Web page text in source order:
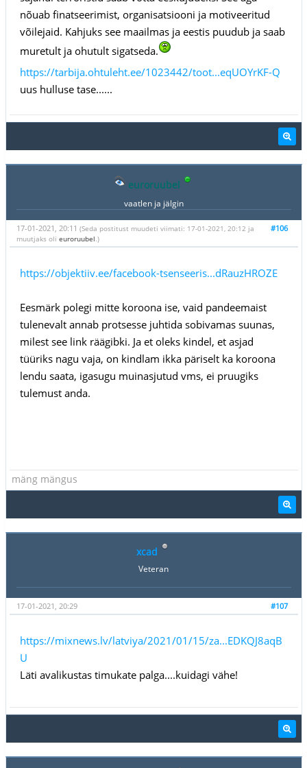
nõuab finatseerimist, organisatsiooni ja motiveeritud
võilejaid. Kahjuks see maailmas ja eestis puudub ja saab
muretult ja ohutult sigatseda.
https://tarbija.ohtuleht.ee/1023442/toot...eqUOYrKF-Q
uus hulluse tase......
euroruubel
vaatlen ja jälgin
#106
17-01-2021, 20:11 (Seda postitust muudeti viimati: 17-01-2021, 20:12 ja
muutjaks oli euroruubel .)
https://objektiiv.ee/facebook-tsenseeris...dRauzHROZE
Eesmärk polegi mitte koroona ise, vaid pandeemaist
tulenevalt annab protsesse juhtida sobivamas suunas,
milest see link räägibki. Ja et oleks kindel, et asjad
tüüriks nagu vaja, on kindlam ikka päriselt ka koroona
lendu saata, igasugu muinasjutud vms, ei pruugiks
tulemust anda.
mäng mängus
xcad
Veteran
#107
17-01-2021, 20:29
https://mixnews.lv/latviya/2021/01/15/za...EDKQJ8aqB
U
Läti avalikustas timukate palga....kuidagi vähe!